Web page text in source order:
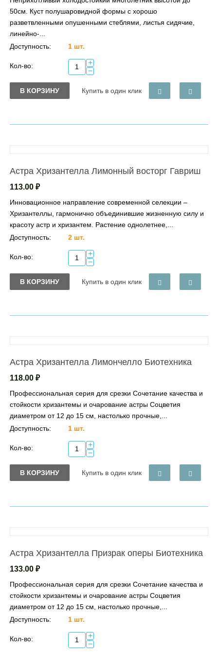
50см. Куст полушаровидной формы с хорошо
разветвленными опушенными стеблями, листья сидячие,
линейно-...
Доступность:
1 шт.
Кол-во:
+
−
В КОРЗИНУ Купить в один клик
Астра Хризантелла Лимонный восторг Гавриш
113.00 ₽
Инновационное направление современной селекции –
Хризантеллы, гармонично объединившие жизненную силу и
красоту астр и хризантем. Растение однолетнее,...
Доступность:
2 шт.
Кол-во:
+
−
В КОРЗИНУ Купить в один клик
Астра Хризантелла Лимончелло Биотехника
118.00 ₽
Профессиональная серия для срезки Сочетание качества и
стойкости хризантемы и очарование астры Соцветия
диаметром от 12 до 15 см, настолько прочные,...
Доступность:
1 шт.
Кол-во:
+
−
В КОРЗИНУ Купить в один клик
Астра Хризантелла Призрак оперы Биотехника
133.00 ₽
Профессиональная серия для срезки Сочетание качества и
стойкости хризантемы и очарование астры Соцветия
диаметром от 12 до 15 см, настолько прочные,...
Доступность:
1 шт.
Кол-во:
+
−